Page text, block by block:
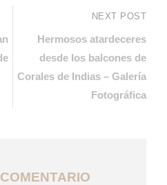
NEXT POST
Hermosos atardeceres
desde los balcones de
Corales de Indias – Galería
Fotográfica